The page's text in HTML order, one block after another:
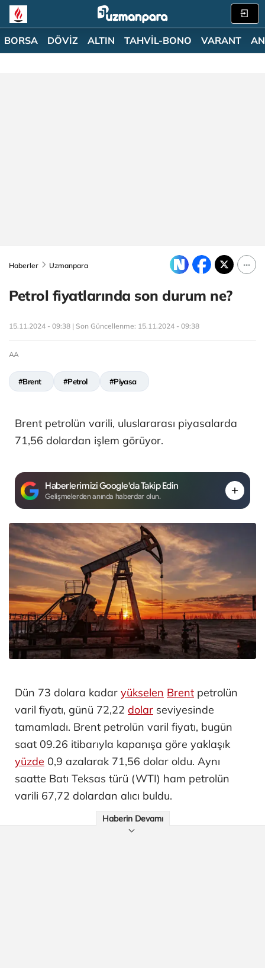
BORSA DÖVİZ ALTIN TAHVİL-BONO VARANT
Haberler Uzmanpara
Petrol fiyatlarında son durum ne?
15.11.2024 - 09:38 | Son Güncellenme: 15.11.2024 - 09:38
AA
#Brent #Petrol #Piyasa
Brent petrolün varili, uluslararası piyasalarda
71,56 dolardan işlem görüyor.
Haberlerimizi Google'da Takip Edin
Gelişmelerden anında haberdar olun.
Dün 73 dolara kadar yükselen Brent petrolün
varil fiyatı, günü 72,22 dolar seviyesinde
tamamladı. Brent petrolün varil fiyatı, bugün
saat 09.26 itibarıyla kapanışa göre yaklaşık
yüzde 0,9 azalarak 71,56 dolar oldu. Aynı
saatte Batı Teksas türü (WTI) ham petrolün
varili 67,72 dolardan alıcı buldu.
Haberin Devamı